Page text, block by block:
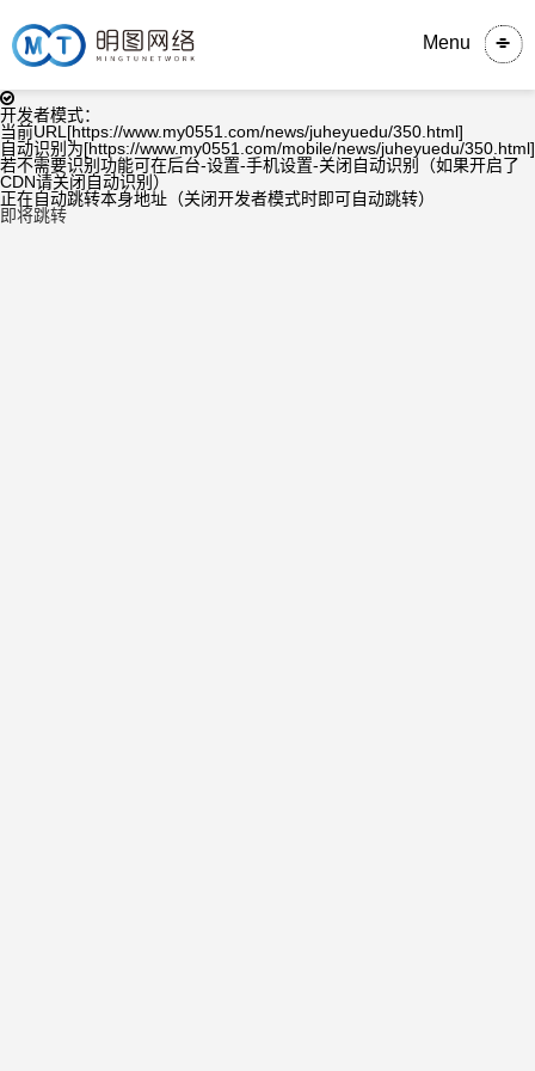
Menu
开发者模式：
当前URL[https://www.my0551.com/news/juheyuedu/350.html]
自动识别为[https://www.my0551.com/mobile/news/juheyuedu/350.html]
若不需要识别功能可在后台-设置-手机设置-关闭自动识别（如果开启了
CDN请关闭自动识别）
正在自动跳转本身地址（关闭开发者模式时即可自动跳转）
即将跳转